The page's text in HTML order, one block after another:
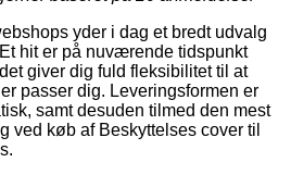
yder i dag et bredt udvalg
hit er på nuværende tidspunkt
giver dig fuld fleksibilitet til at
passer dig. Leveringsformen er
samt desuden tilmed den mest
ved køb af Beskyttelses cover til